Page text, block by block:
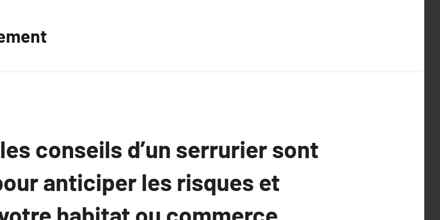
conseils d’un serrurier sont
anticiper les risques et